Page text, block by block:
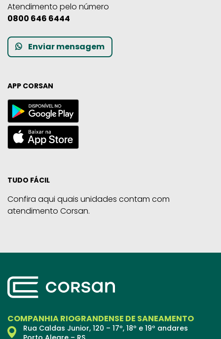
Atendimento pelo número
0800 646 6444
Enviar mensagem
APP CORSAN
TUDO FÁCIL
Confira aqui quais unidades contam com
atendimento Corsan.
COMPANHIA RIOGRANDENSE DE SANEAMENTO
Rua Caldas Junior, 120 – 17º, 18º e 19º andares